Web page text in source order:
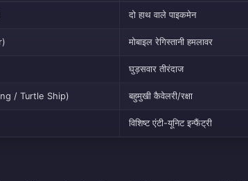
दो हाथ वाले पाइकमेन
मोबाइल रेगिस्तानी हमलावर
घुड़सवार तीरंदाज
/ Turtle Ship) बहुमुखी कैवेलरी/रक्षा
विशिष्ट एंटी-यूनिट इन्फैंट्री